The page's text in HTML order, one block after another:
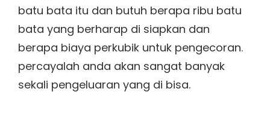
batu bata itu dan butuh berapa ribu batu
bata yang berharap di siapkan dan
berapa biaya perkubik untuk pengecoran.
percayalah anda akan sangat banyak
sekali pengeluaran yang di bisa.